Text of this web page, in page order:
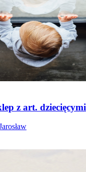
z art. dziecięcymi